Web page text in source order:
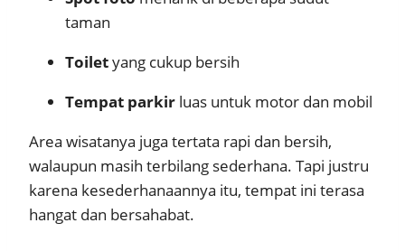
taman
Toiletyang cukup bersih
Tempat parkir luas untuk motor dan mobil
Area wisatanya juga tertata rapi dan bersih,
walaupun masih terbilang sederhana. Tapi justru
karena kesederhanaannya itu, tempat ini terasa
hangat dan bersahabat.